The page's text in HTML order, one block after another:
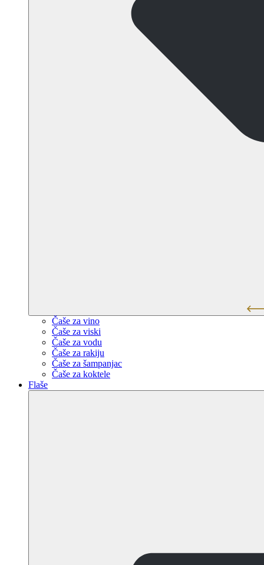
Čaše za vino
Čaše za viski
Čaše za vodu
Čaše za rakiju
Čaše za šampanjac
Čaše za koktele
Flaše